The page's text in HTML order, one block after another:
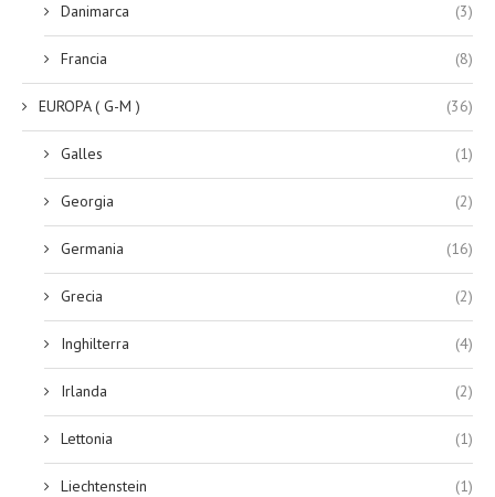
Danimarca (3)
Francia (8)
EUROPA ( G-M ) (36)
Galles (1)
Georgia (2)
Germania (16)
Grecia (2)
Inghilterra (4)
Irlanda (2)
Lettonia (1)
Liechtenstein (1)